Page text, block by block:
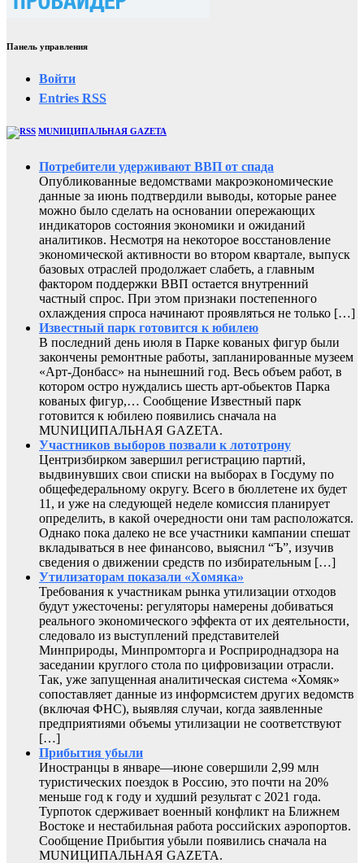
Панель управления
Войти
Entries RSS
MUNИЦИПАЛЬНАЯ GAZЕТА
Потребители удерживают ВВП от спада
Опубликованные ведомствами макроэкономические
данные за июнь подтвердили выводы, которые ранее
можно было сделать на основании опережающих
индикаторов состояния экономики и ожиданий
аналитиков. Несмотря на некоторое восстановление
экономической активности во втором квартале, выпуск
базовых отраслей продолжает слабеть, а главным
фактором поддержки ВВП остается внутренний
частный спрос. При этом признаки постепенного
охлаждения спроса начинают проявляться не только […]
Известный парк готовится к юбилею
В последний день июля в Парке кованых фигур были
закончены ремонтные работы, запланированные музеем
«Арт-Донбасс» на нынешний год. Весь объем работ, в
котором остро нуждались шесть арт-обьектов Парка
кованых фигур,… Сообщение Известный парк
готовится к юбилею появились сначала на
MUNИЦИПАЛЬНАЯ GAZЕТА.
Участников выборов позвали к лототрону
Центризбирком завершил регистрацию партий,
выдвинувших свои списки на выборах в Госдуму по
общефедеральному округу. Всего в бюллетене их будет
11, и уже на следующей неделе комиссия планирует
определить, в какой очередности они там расположатся.
Однако пока далеко не все участники кампании спешат
вкладываться в нее финансово, выяснил “Ъ”, изучив
сведения о движении средств по избирательным […]
Утилизаторам показали «Хомяка»
Требования к участникам рынка утилизации отходов
будут ужесточены: регуляторы намерены добиваться
реального экономического эффекта от их деятельности,
следовало из выступлений представителей
Минприроды, Минпромторга и Росприроднадзора на
заседании круглого стола по цифровизации отрасли.
Так, уже запущенная аналитическая система «Хомяк»
сопоставляет данные из информсистем других ведомств
(включая ФНС), выявляя случаи, когда заявленные
предприятиями объемы утилизации не соответствуют
[…]
Прибытия убыли
Иностранцы в январе—июне совершили 2,99 млн
туристических поездок в Россию, это почти на 20%
меньше год к году и худший результат с 2021 года.
Турпоток сдерживает военный конфликт на Ближнем
Востоке и нестабильная работа российских аэропортов.
Сообщение Прибытия убыли появились сначала на
MUNИЦИПАЛЬНАЯ GAZЕТА.